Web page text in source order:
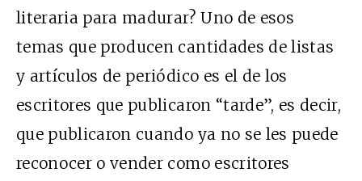
literaria para madurar? Uno de esos
temas que producen cantidades de listas
y artículos de periódico es el de los
escritores que publicaron “tarde”, es decir,
que publicaron cuando ya no se les puede
reconocer o vender como escritores